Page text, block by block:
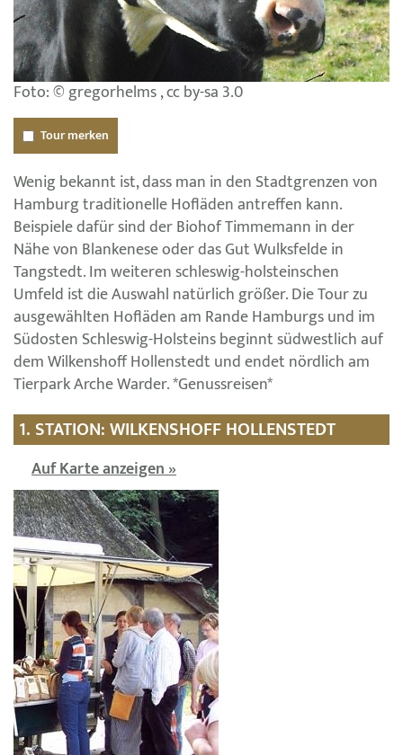
Foto: © gregorhelms , cc by-sa 3.0
Tour merken
Wenig bekannt ist, dass man in den Stadtgrenzen von
Hamburg traditionelle Hofläden antreffen kann.
Beispiele dafür sind der Biohof Timmemann in der
Nähe von Blankenese oder das Gut Wulksfelde in
Tangstedt. Im weiteren schleswig-holsteinschen
Umfeld ist die Auswahl natürlich größer. Die Tour zu
ausgewählten Hofläden am Rande Hamburgs und im
Südosten Schleswig-Holsteins beginnt südwestlich auf
dem Wilkenshoff Hollenstedt und endet nördlich am
Tierpark Arche Warder. *Genussreisen*
1. STATION: WILKENSHOFF HOLLENSTEDT
Auf Karte anzeigen »